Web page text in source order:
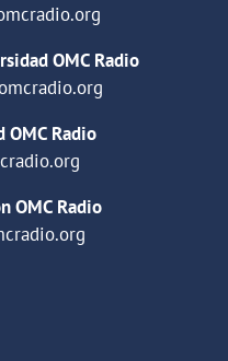
OMC Radio
OMC Radio
OMC Radio